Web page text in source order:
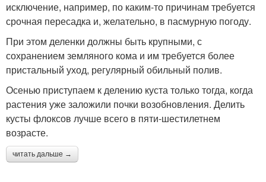
исключение, например, по каким-то причинам требуется
срочная пересадка и, желательно, в пасмурную погоду.
При этом деленки должны быть крупными, с
сохранением земляного кома и им требуется более
пристальный уход, регулярный обильный полив.
Осенью приступаем к делению куста только тогда, когда
растения уже заложили почки возобновления. Делить
кусты флоксов лучше всего в пяти-шестилетнем
возрасте.
читать дальше →